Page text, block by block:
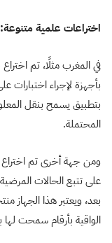
اختراعات علمية متنوعة:
في المغرب مثلًا، تم
بأجهزة لإجراء
بتطبيق يسمح بنقل
المحتملة.
ومن جهة أخرى تم اختراع
على تتبع الحالات
بعد، ويعتبر هذا الجهاز
الواقية بأرقام سمحت